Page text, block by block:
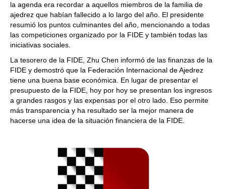
la agenda era recordar a aquellos miembros de la familia de
ajedrez que habían fallecido a lo largo del año. El presidente
resumió los puntos culminantes del año, mencionando a todas
las competiciones organizado por la FIDE y también todas las
iniciativas sociales.
La tesorero de la FIDE, Zhu Chen informó de las finanzas de la
FIDE y demostró que la Federación Internacional de Ajedrez
tiene una buena base económica. En lugar de presentar el
presupuesto de la FIDE, hoy por hoy se presentan los ingresos
a grandes rasgos y las expensas por el otro lado. Eso permite
más transparencia y ha resultado ser la mejor manera de
hacerse una idea de la situación financiera de la FIDE.